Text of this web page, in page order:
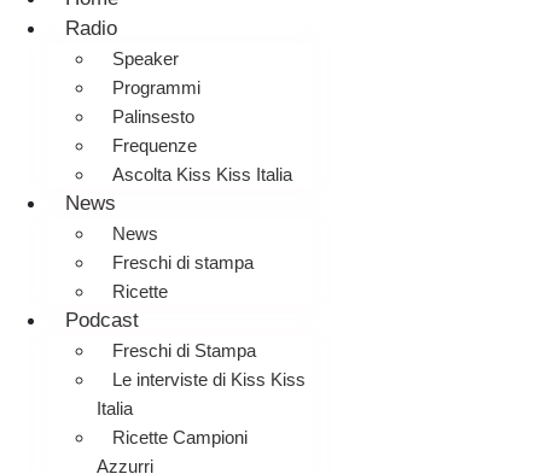
Radio
Speaker
Programmi
Palinsesto
Frequenze
Ascolta Kiss Kiss Italia
News
News
Freschi di stampa
Ricette
Podcast
Freschi di Stampa
Le interviste di Kiss Kiss
Italia
Ricette Campioni
Azzurri